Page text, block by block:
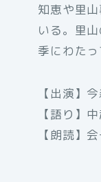
知恵や里
いる。里
季にわたっ
【出演】
【語り】
【朗読】